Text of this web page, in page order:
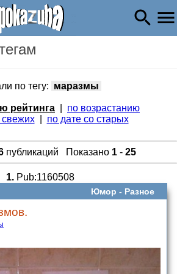
по тегу: маразмы
рейтинга
по возрастанию
свежих| по дате со старых
публикаций Показано 1 - 25
1. Pub:1160508
Юмор - Разное